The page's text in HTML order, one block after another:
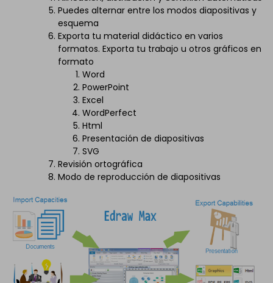
Puedes alternar entre los modos diapositivas y
esquema
Exporta tu material didáctico en varios
formatos. Exporta tu trabajo u otros gráficos en
formato
Word
PowerPoint
Excel
WordPerfect
Html
Presentación de diapositivas
SVG
Revisión ortográfica
Modo de reproducción de diapositivas